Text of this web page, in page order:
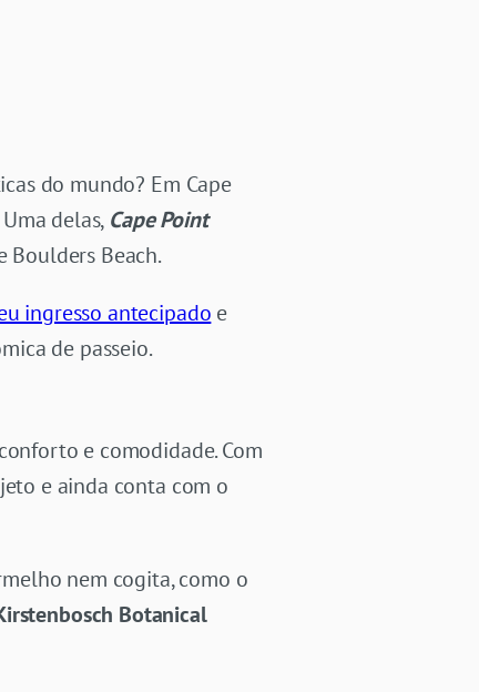
do mundo? Em Cape
delas, Cape Point
Boulders Beach.
ingresso antecipado e
de passeio.
e comodidade. Com
e ainda conta com o
nem cogita, como o
Botanical